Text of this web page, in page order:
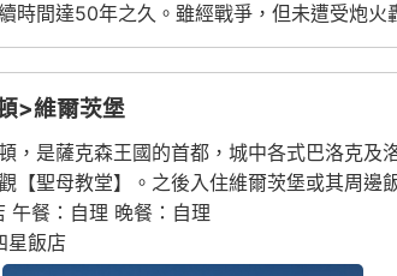
時間達50年之久。雖經戰爭，但未遭受炮火
>維爾茨堡
，是薩克森王國的首都，城中各式巴洛克
【聖母教堂】。之後入住維爾茨堡或其周邊
午餐：自理 晚餐：自理
星飯店